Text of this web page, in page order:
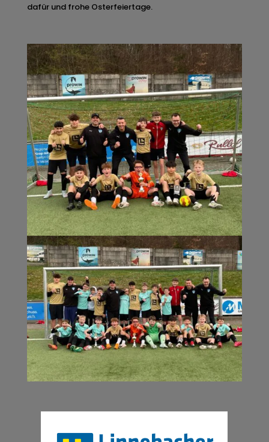
dafür und frohe Osterfeiertage.